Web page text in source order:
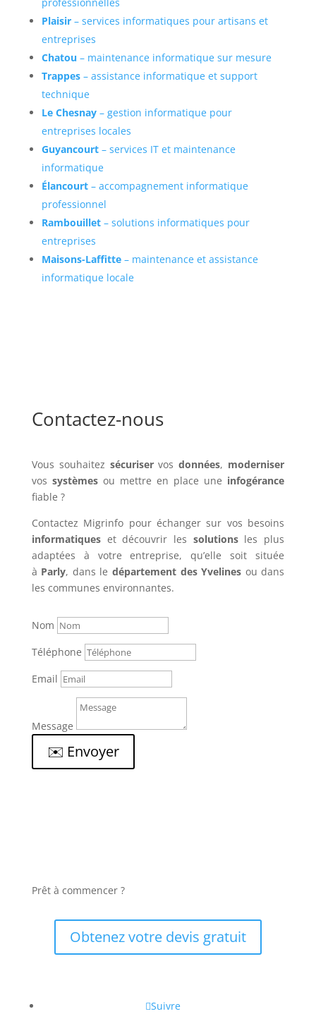
Plaisir– services informatiques pour artisans et
entreprises
Chatou – maintenance informatique sur mesure
Trappes– assistance informatique et support
technique
Le Chesnay– gestion informatique pour
entreprises locales
Guyancourt– services IT et maintenance
informatique
Élancourt– accompagnement informatique
professionnel
Rambouillet– solutions informatiques pour
entreprises
Maisons-Laffitte– maintenance et assistance
informatique locale
Contactez-nous
Vous souhaitez sécuriservosdonnées, moderniser
vos systèmesou mettre en place une infogérance
fiable ?
Contactez Migrinfo pour échanger sur vos besoins
informatiqueset découvrir les solutionsles plus
adaptées à votre entreprise, qu’elle soit située
à Parly, dans ledépartement des Yvelines ou dans
les communes environnantes.
Nom
Téléphone
Email
Message
✉️ Envoyer
Prêt à commencer ?
Obtenez votre devis gratuit
Suivre